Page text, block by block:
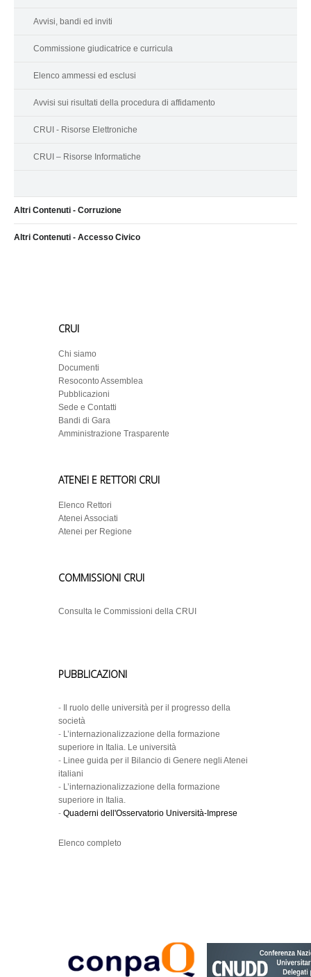
Avvisi, bandi ed inviti
Commissione giudicatrice e curricula
Elenco ammessi ed esclusi
Avvisi sui risultati della procedura di affidamento
CRUI - Risorse Elettroniche
CRUI – Risorse Informatiche
Altri Contenuti - Corruzione
Altri Contenuti - Accesso Civico
CRUI
Chi siamo
Documenti
Resoconto Assemblea
Pubblicazioni
Sede e Contatti
Bandi di Gara
Amministrazione Trasparente
ATENEI E RETTORI CRUI
Elenco Rettori
Atenei Associati
Atenei per Regione
COMMISSIONI CRUI
Consulta le Commissioni della CRUI
PUBBLICAZIONI
-
Il ruolo delle università per il progresso della
società
- L’internazionalizzazione della formazione
superiore in Italia. Le università
- Linee guida per il Bilancio di Genere negli Atenei
italiani
- L’internazionalizzazione della formazione
superiore in Italia.
- Quaderni dell'Osservatorio Università-Imprese
Elenco completo